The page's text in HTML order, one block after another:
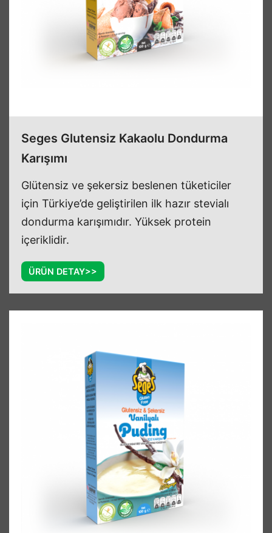
Seges Glutensiz Kakaolu Dondurma
Karışımı
Glütensiz ve şekersiz beslenen tüketiciler
için Türkiye’de geliştirilen ilk hazır stevialı
dondurma karışımıdır. Yüksek protein
içeriklidir.
ÜRÜN DETAY>>